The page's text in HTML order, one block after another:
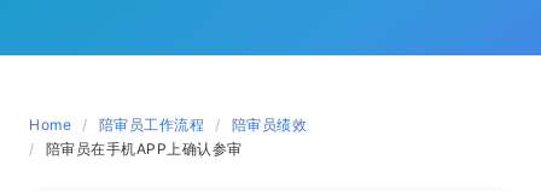
Home 陪审员工作流程
陪审员绩效
陪审员在手机APP上确认参审